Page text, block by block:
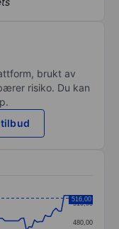
brukt av
risiko. Du kan
480,00
510,00
516,00